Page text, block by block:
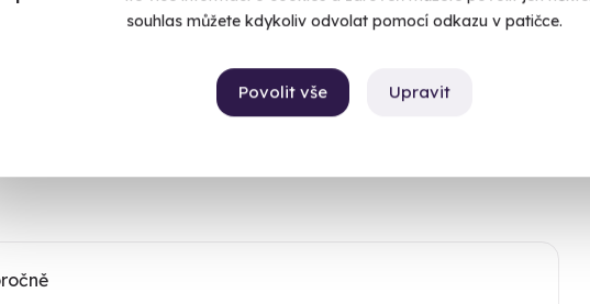
souhlas můžete kdykoliv odvolat pomocí odkazu v patičce.
Upravit
Povolit vše
5 ks retušovaných fotografií, případně tvorbu obrazu (1
(13 fotografií, formát A3) či fotoknihy (min. 24
součástí zážitku - vše, v čem chcete být vyfoceny, si